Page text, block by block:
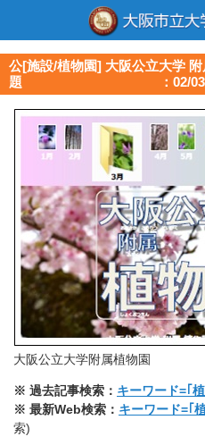
公[施設/植物園] 大阪公立大学
題 ：02/03更新
大阪公立大学附属植物園
※ 過去記事検索： キーワード=｢
※ 最新Web検索： キーワード=｢
索)